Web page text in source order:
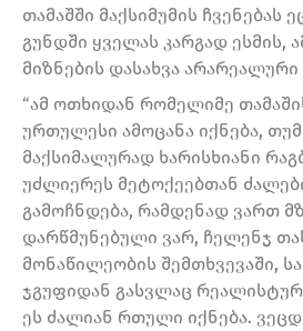
თამაშში მაქსიმუმის ჩვენებას
გუნდში ყველას კარგად ესმის,
მიზნების დასახვა არარეალური
“ამ ოთხიდან რომელიმე
ურთულესი ამოცანა იქნება,
მაქსიმალურად ხარისხიანი
უძლიერეს მეტოქეებთან
გამოჩნდება, რამდენად ვართ
დარწმუნებული ვარ, ჩელენჯ
მონაწილეობის შემთხვევაში,
ჯგუფიდან გასვლაც
ეს ძალიან რთული იქნება.